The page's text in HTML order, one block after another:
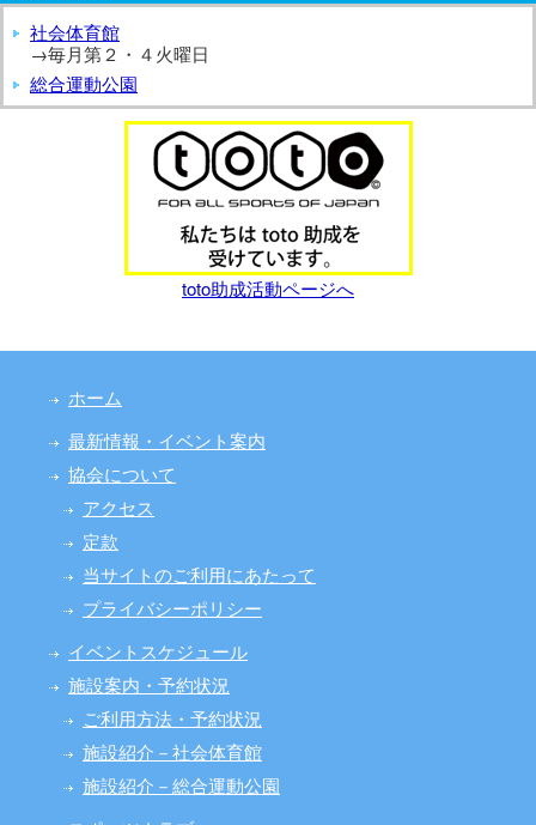
社会体育館
→毎月第２・４火曜日
総合運動公園
toto助成活動ページへ
ホーム
最新情報・イベント案内
協会について
アクセス
定款
当サイトのご利用にあたって
プライバシーポリシー
イベントスケジュール
施設案内・予約状況
ご利用方法・予約状況
施設紹介－社会体育館
施設紹介－総合運動公園